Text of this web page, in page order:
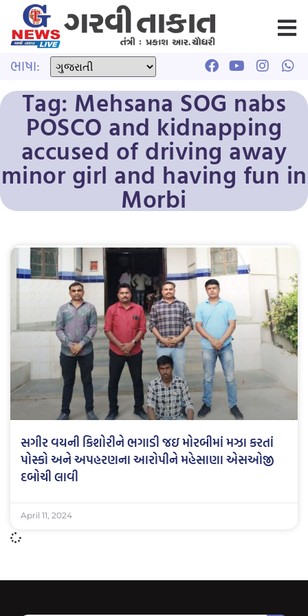
ભાષા:
Tag: Mehsana SOG nabs
POSCO and kidnapping
accused of driving away
minor girl and having fun in
Morbi
સગીર વયની કિશોરીને ભગાડી જઇ મોરબીમાં મઝા કરતાં
પોસ્કો અને અપહરણના આરોપીને મહેસાણા એસઓજી
દબોચી લાવી
April 11, 2024